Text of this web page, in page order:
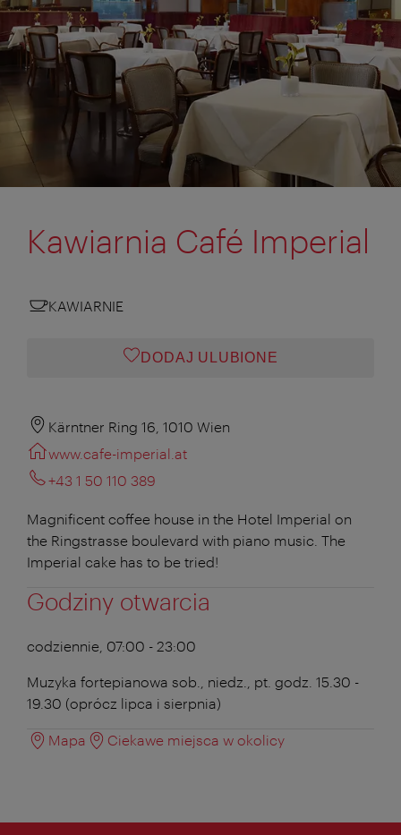
Kawiarnia Café Imperial
KAWIARNIE
DODAJ ULUBIONE
Kärntner Ring 16, 1010 Wien
www.cafe-imperial.at
+43 1 50 110 389
Magnificent coffee house in the Hotel Imperial on
the Ringstrasse boulevard with piano music. The
Imperial cake has to be tried!
Godziny otwarcia
codziennie, 07:00 - 23:00
Muzyka fortepianowa sob., niedz., pt. godz. 15.30 -
19.30 (oprócz lipca i sierpnia)
Mapa Ciekawe miejsca w okolicy